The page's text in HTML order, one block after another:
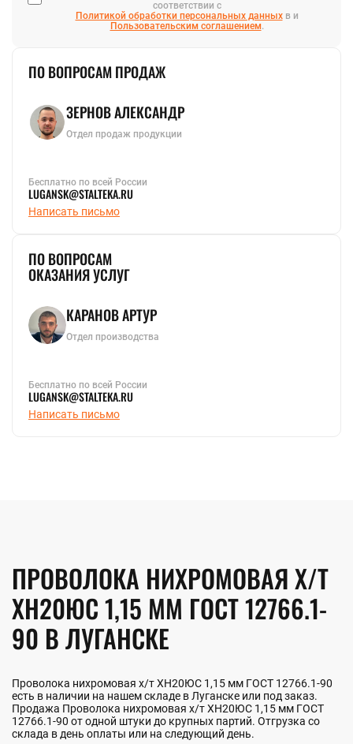
соответствии с
Политикой обработки персональных данныхв и
Пользовательским соглашением.
ПО ВОПРОСАМ ПРОДАЖ
ЗЕРНОВ АЛЕКСАНДР
Отдел продаж продукции
Бесплатно по всей России
LUGANSK@STALTEKA.RU
Написать письмо
ПО ВОПРОСАМ
ОКАЗАНИЯ УСЛУГ
КАРАНОВ АРТУР
Отдел производства
Бесплатно по всей России
LUGANSK@STALTEKA.RU
Написать письмо
ПРОВОЛОКА НИХРОМОВАЯ Х/Т
ХН20ЮС 1,15 ММ ГОСТ 12766.1-
90 В ЛУГАНСКЕ
Проволока нихромовая х/т ХН20ЮС 1,15 мм ГОСТ 12766.1-90
есть в наличии на нашем складе в Луганске или под заказ.
Продажа Проволока нихромовая х/т ХН20ЮС 1,15 мм ГОСТ
12766.1-90 от одной штуки до крупных партий. Отгрузка со
склада в день оплаты или на следующий день.